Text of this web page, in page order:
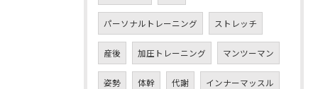
パーソナルトレーニング ストレッチ
産後 加圧トレーニング マンツーマン
姿勢 体幹 代謝 インナーマッスル